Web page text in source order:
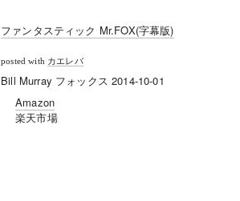
ファンタスティック Mr.FOX(字幕版)
posted with カエレバ
Bill Murray フォックス 2014-10-01
Amazon
楽天市場